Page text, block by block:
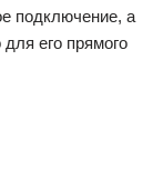
подключение, а
его прямого